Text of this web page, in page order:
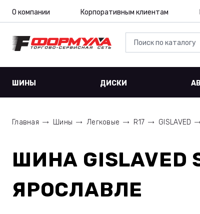
О компании Корпоративным клиентам
ШИНЫ ДИСКИ
Главная Шины Легковые R17 GISLAVED
ШИНА GISLAVED
ЯРОСЛАВЛЕ